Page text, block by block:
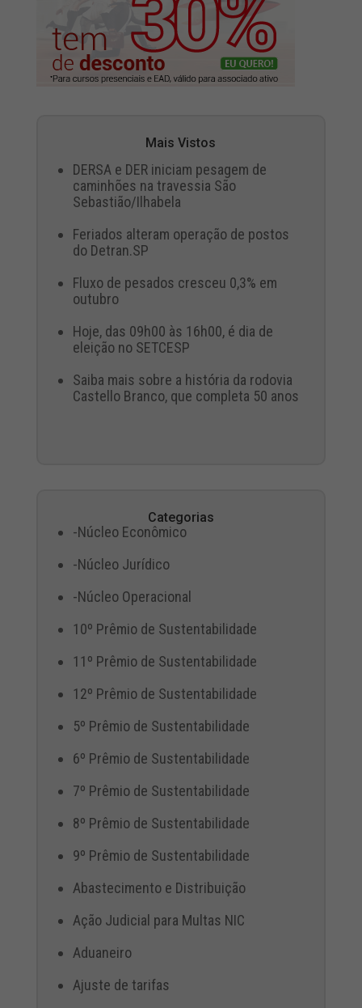
Mais Vistos
DERSA e DER iniciam pesagem de
caminhões na travessia São
Sebastião/Ilhabela
Feriados alteram operação de postos
do Detran.SP
Fluxo de pesados cresceu 0,3% em
outubro
Hoje, das 09h00 às 16h00, é dia de
eleição no SETCESP
Saiba mais sobre a história da rodovia
Castello Branco, que completa 50 anos
Categorias
-Núcleo Econômico
-Núcleo Jurídico
-Núcleo Operacional
10º Prêmio de Sustentabilidade
11º Prêmio de Sustentabilidade
12º Prêmio de Sustentabilidade
5º Prêmio de Sustentabilidade
6º Prêmio de Sustentabilidade
7º Prêmio de Sustentabilidade
8º Prêmio de Sustentabilidade
9º Prêmio de Sustentabilidade
Abastecimento e Distribuição
Ação Judicial para Multas NIC
Aduaneiro
Ajuste de tarifas